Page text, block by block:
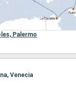
Palermo
Venecia